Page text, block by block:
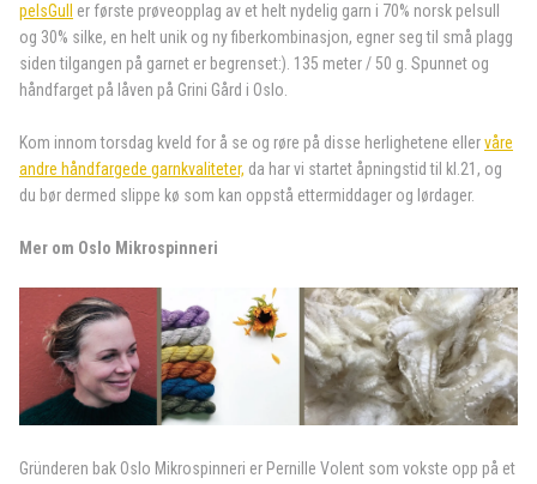
pelsGull
er første prøveopplag av et helt nydelig garn i 70% norsk pelsull
og 30% silke, en helt unik og ny fiberkombinasjon, egner seg til små plagg
siden tilgangen på garnet er begrenset:). 135 meter / 50 g. Spunnet og
håndfarget på låven på Grini Gård i Oslo.
Kom innom torsdag kveld for å se og røre på disse herlighetene ellervåre
andre håndfargede garnkvaliteter, da har vi startet åpningstid til kl.21, og
du bør dermed slippe kø som kan oppstå ettermiddager og lørdager.
Mer om Oslo Mikrospinneri
Gründeren bak Oslo Mikrospinneri er Pernille Volent som vokste opp på et